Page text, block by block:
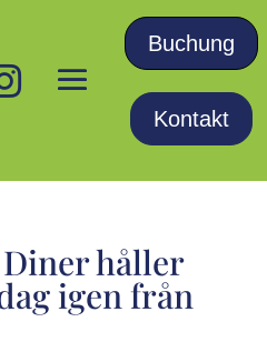
Buchung
Kontakt
håller
igen från